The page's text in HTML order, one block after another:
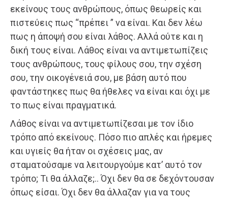
εκείνους τους ανθρώπους, όπως θεωρείς και
πιστεύεις πως “πρέπει ” να είναι. Και δεν λέω
πως η άποψή σου είναι λάθος. Αλλά ούτε και η
δική τους είναι. Λάθος είναι να αντιμετωπίζεις
τους ανθρώπους, τους φίλους σου, την σχέση
σου, την οικογένειά σου, με βάση αυτό που
φαντάστηκες πως θα ήθελες να είναι και όχι με
το πως είναι πραγματικά.
Λάθος είναι να αντιμετωπίζεσαι με τον ίδιο
τρόπο από εκείνους. Πόσο πιο απλές και ήρεμες
και υγιείς θα ήταν οι σχέσεις μας, αν
σταματούσαμε να λειτουργούμε κατ’ αυτό τον
τρόπο; Τι θα άλλαζε;.. Όχι δεν θα σε δεχόντουσαν
όπως είσαι. Όχι δεν θα άλλαζαν για να τους